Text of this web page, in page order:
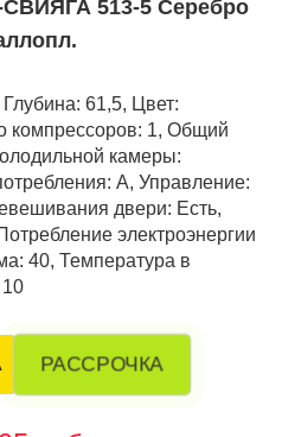
СВИЯГА 513-5 Серебро
61,5, Цвет:
компрессоров: 1, Общий
камеры:
А, Управление:
двери: Есть,
электроэнергии
40, Температура в
РАССРОЧКА